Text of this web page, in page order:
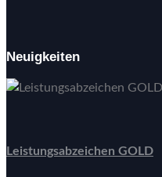
Neuigkeiten
Leistungsabzeichen GOLD